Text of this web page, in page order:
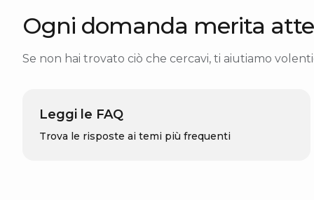
Ogni domanda merita
Se non hai trovato ciò che cercavi, ti aiutiamo
Leggi le FAQ
Trova le risposte ai temi più frequenti